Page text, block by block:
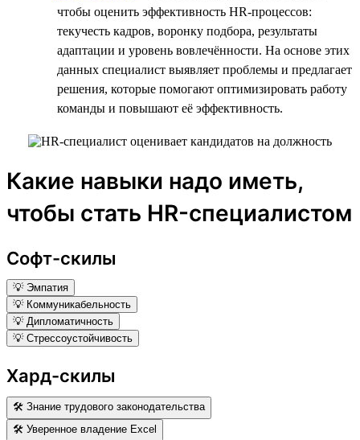
чтобы оценить эффективность HR-процессов:
текучесть кадров, воронку подбора, результаты
адаптации и уровень вовлечённости. На основе этих
данных специалист выявляет проблемы и предлагает
решения, которые помогают оптимизировать работу
команды и повышают её эффективность.
Какие навыки надо иметь,
чтобы стать HR-специалистом
Софт-скилы
💡 Эмпатия
💡 Коммуникабельность
💡 Дипломатичность
💡 Стрессоустойчивость
Хард-скилы
🛠 Знание трудового законодательства
🛠 Уверенное владение Excel